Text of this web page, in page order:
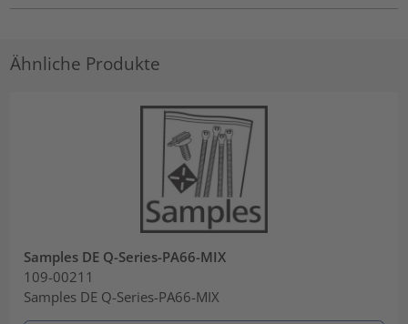
Ähnliche Produkte
Samples DE Q-Series-PA66-MIX
109-00211
Samples DE Q-Series-PA66-MIX